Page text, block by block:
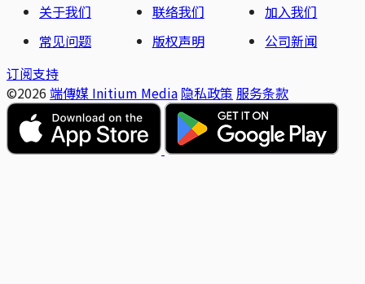
关于我们
联络我们
加入我们
常见问题
版权声明
公司新闻
订阅支持
©2026 端傳媒 Initium Media 隐私政策 服务条款